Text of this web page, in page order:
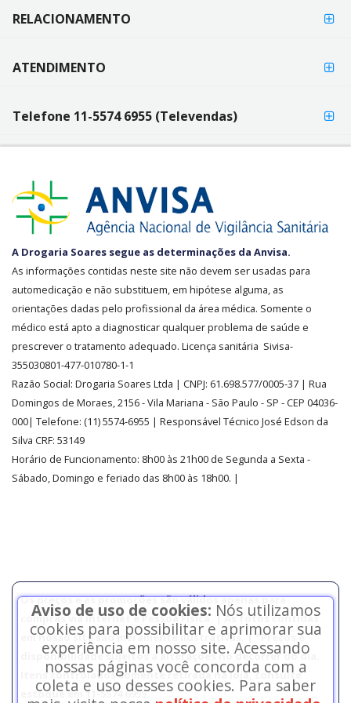
RELACIONAMENTO
ATENDIMENTO
Telefone 11-5574 6955 (Televendas)
A Drogaria Soares segue as determinações da Anvisa.
As informações contidas neste site não devem ser usadas para
automedicação e não substituem, em hipótese alguma, as
orientações dadas pelo profissional da área médica. Somente o
médico está apto a diagnosticar qualquer problema de saúde e
prescrever o tratamento adequado. Licença sanitária Sivisa-
355030801-477-010780-1-1
Razão Social: Drogaria Soares Ltda | CNPJ: 61.698.577/0005-37 | Rua
Domingos de Moraes, 2156-Vila Mariana - São Paulo - SP - CEP 04036-
000| Telefone: (11)5574-6955 | Responsável Técnico José Edson da
Silva CRF: 53149
Horário de Funcionamento: 8h00 às 21h00 de Segunda a Sexta -
Sábado, Domingo e feriado das 8h00 às 18h00. |
Os preços e as promoções são válidos apenas para
compras via internet e Pessoa Física. | As fotos contidas
em nosso site são meramente ilustrativas. | *Preços e
disponibilidade sujeitos a alterações no decorrer do dia.
Itens controlados somente retirada na loja, consulte
estoque em 11-5574 6955.
Aviso de uso de cookies: Nós utilizamos
cookies para possibilitar e aprimorar sua
experiência em nosso site. Acessando
nossas páginas você concorda com a
coleta e uso desses cookies. Para saber